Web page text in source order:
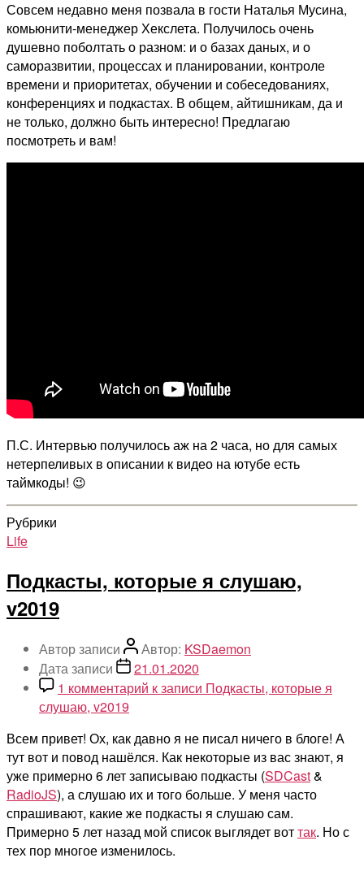
Совсем недавно меня позвала в гости Наталья Мусина,
комьюнити-менеджер Хекслета. Получилось очень
душевно поболтать о разном: и о базах даных, и о
саморазвитии, процессах и планировании, контроле
времени и приоритетах, обучении и собеседованиях,
конференциях и подкастах. В общем, айтишникам, да и
не только, должно быть интересно! Предлагаю
посмотреть и вам!
П.С. Интервью получилось аж на 2 часа, но для самых
нетерпеливых в описании к видео на ютубе есть
таймкоды! 😉
Рубрики
Life
Подкасты, которые я слушаю,
v2019
Автор записи Автор: KSDaemon
Дата записи
21.01.2020
1 комментарий к записи Подкасты, которые я
слушаю, v2019
Всем привет! Ох, как давно я не писал ничего в блоге! А
тут вот и повод нашёлся. Как некоторые из вас знают, я
уже примерно 6 лет записываю подкасты (SDCast&
RadioJS), а слушаю их и того больше. У меня часто
спрашивают, какие же подкасты я слушаю сам.
Примерно 5 лет назад мой список выглядет воттак. Но с
тех пор многое изменилось.